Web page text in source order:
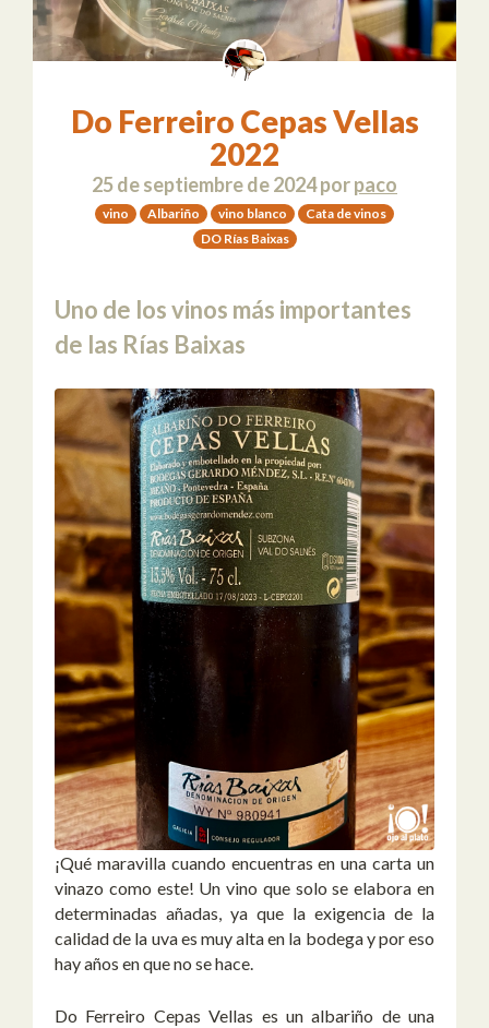
Do Ferreiro Cepas Vellas
2022
25 de septiembre de 2024porpaco
vino Albariño vino blanco
Cata de vinos
DO Rías Baixas
Uno de los vinos más importantes
de las Rías Baixas
¡Qué maravilla cuando encuentras en una carta un
vinazo como este! Un vino que solo se elabora en
determinadas añadas, ya que la exigencia de la
calidad de la uva es muy alta en la bodega y por eso
hay años en que no se hace.
Do Ferreiro Cepas Vellas es un albariño de una